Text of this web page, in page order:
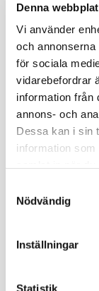
Denna
Vi använder
och
för sociala
vidarebefordrar
information från
annons- och
Dessa kan i sin
information
Nödvändig
Inställningar
Statistik
stöder den typ av
mest dynamiska
ökad komfort
mellansulan gör
banan med
undersidan
looken.
Omdömen